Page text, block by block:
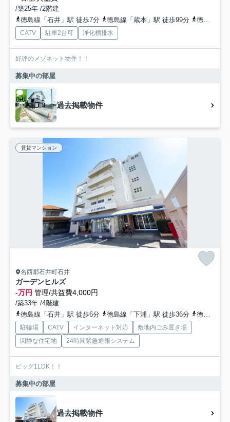
/築25年 /2階建
徳島線「石井」駅 徒歩7分
徳島線「蔵本」駅 徒歩99分 徳島線「府中」駅 徒歩56分
CATV 駐車2台可 浄化槽排水
好評のメゾネット物件！！
募集中の部屋
過去掲載物件
賃貸マンション
名西郡石井町石井
ガーデンヒルズ
-万円 管理/共益費4,000円
/築33年 /4階建
徳島線「石井」駅 徒歩6分
徳島線「下浦」駅 徒歩36分 徳島線「府中」駅 徒歩45分
駐輪場 CATV インターネット対応
敷地内ごみ置き場
閑静な住宅地
24時間緊急通報システム
ビッグ1LDK！！
募集中の部屋
過去掲載物件